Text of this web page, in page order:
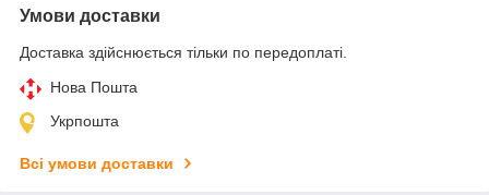
Умови доставки
Доставка здійснюється тільки по передоплаті.
Нова Пошта
Укрпошта
Всі умови доставки